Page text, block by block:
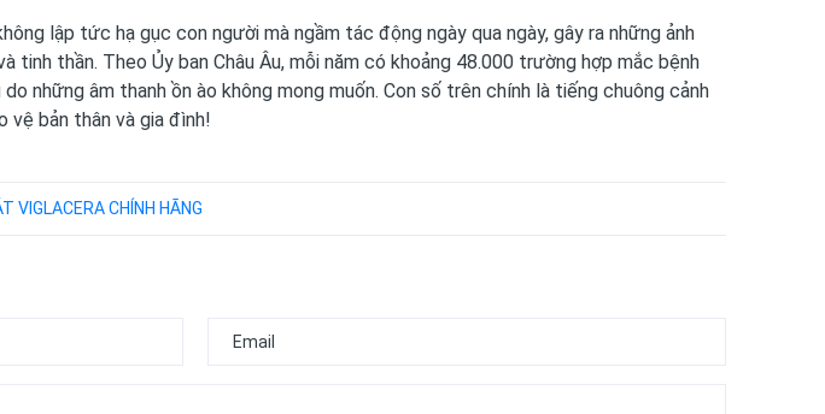
lập tức hạ gục con người mà ngầm tác động ngày qua ngày, gây ra những ảnh
thần. Theo Ủy ban Châu Âu, mỗi năm có khoảng 48.000 trường hợp mắc bệnh
những âm thanh ồn ào không mong muốn. Con số trên chính là tiếng chuông cảnh
vệ bản thân và gia đình!
VIGLACERA CHÍNH HÃNG